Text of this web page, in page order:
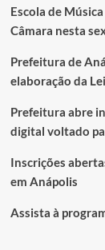
Escola de
Câmara nesta
Prefeitura de
elaboração da
Prefeitura abre
digital voltado
Inscrições
em Anápolis
Assista à